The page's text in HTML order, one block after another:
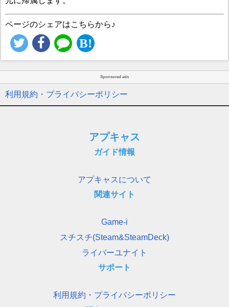
ページのシェアはこちらから♪
Sponsored ads
利用規約・プライバシーポリシー
アプキャス
ガイド情報
アプキャスについて
関連サイト
Game-i
スチスチ(Steam&SteamDeck)
ライバーユナイト
サポート
利用規約・プライバシーポリシー